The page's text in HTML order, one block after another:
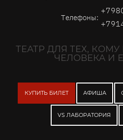
Телефоны:
ТЕАТР ДЛЯ ТЕХ,
ЧЕЛОВЕКА И
КУПИТЬ БИЛЕТ АФИША
VS ЛАБОРАТОРИЯ